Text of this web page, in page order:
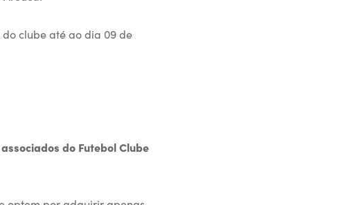
clube até ao dia 09 de
do Futebol Clube